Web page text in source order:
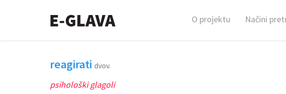
O projektu Načini
reagirati dvov.
psihološki glagoli